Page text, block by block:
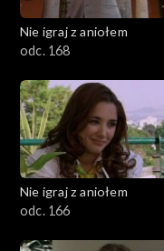
Nie igraj z aniołem
odc. 168
Nie igraj z aniołem
odc. 166